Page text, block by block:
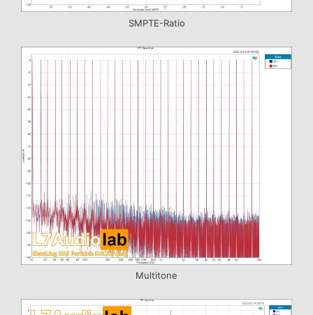
SMPTE-Ratio
Multitone